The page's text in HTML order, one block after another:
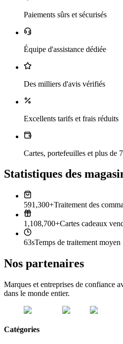
Paiements sûrs et sécurisés
Équipe d'assistance dédiée
Des milliers d'avis vérifiés
Excellents tarifs et frais réduits
Cartes, portefeuilles et plus de
Statistiques des
591,300+Traitement des
1,108,700+Cartes cadeaux
63sTemps de traitement moyen
Nos partenaires
Marques et entreprises de confiance
dans le monde entier.
Catégories